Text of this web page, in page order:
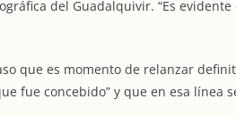
del Guadalquivir. “Es
que es momento de relanzar
fue concebido” y que en esa línea